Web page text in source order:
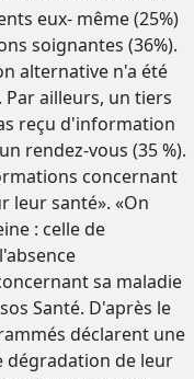
eux- même (25%)
soignantes (36%).
alternative n'a été
ailleurs, un tiers
reçu d'information
rendez-vous (35 %).
concernant
leur santé». «On
: celle de
sa maladie
Santé. D'après le
déclarent une
dégradation de leur